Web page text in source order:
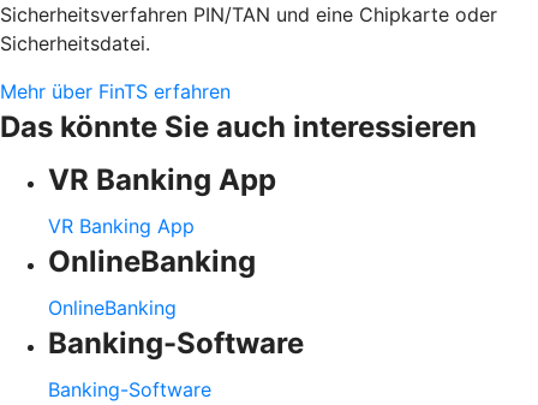
Sicherheitsverfahren PIN/TAN und eine Chipkarte oder
Sicherheitsdatei.
Mehr über FinTS erfahren
Das könnte Sie auch interessieren
VR Banking App
VR Banking App
OnlineBanking
OnlineBanking
Banking-Software
Banking-Software